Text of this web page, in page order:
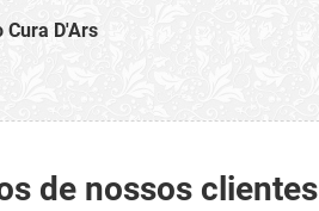
Cura D'Ars
de nossos clientes